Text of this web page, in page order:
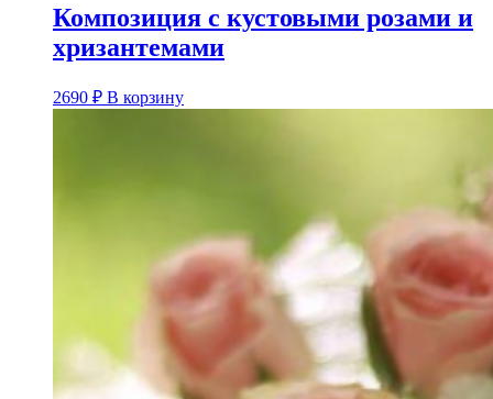
Композиция с кустовыми розами и
хризантемами
2690 ₽ В корзину